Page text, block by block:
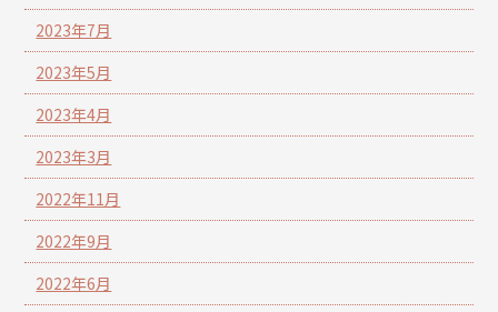
2023年7月
2023年5月
2023年4月
2023年3月
2022年11月
2022年9月
2022年6月